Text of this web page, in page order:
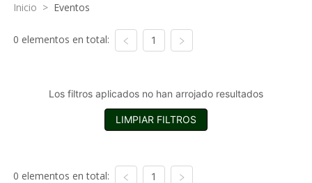
Inicio > Eventos
0 elementos en total: 1
Los filtros aplicados no han arrojado resultados
LIMPIAR FILTROS
0 elementos en total: 1